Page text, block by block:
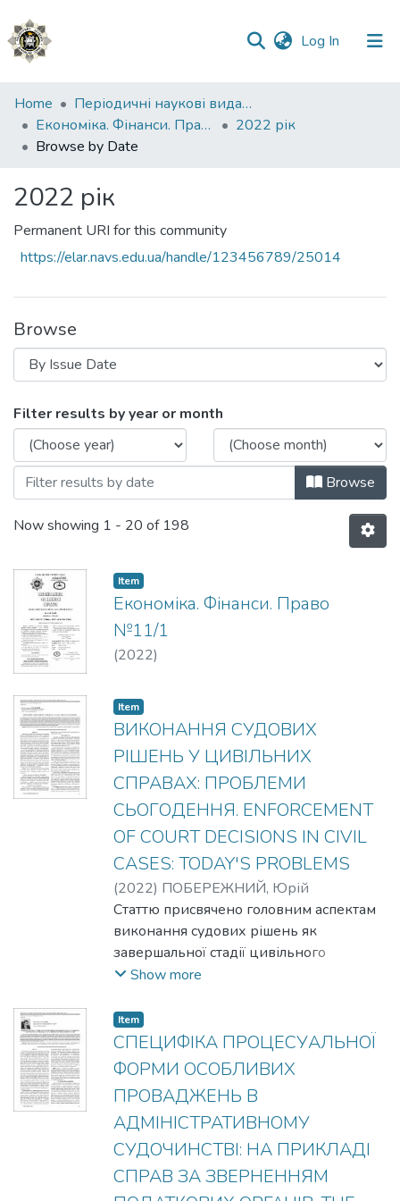
Log In (current)
Communities
&
Collections
Home
Періодичні наукові видання НАВС
Економіка. Фінанси. Право.
2022 рік
Browse by Date
2022 рік
Permanent URI for this community
https://elar.navs.edu.ua/handle/123456789/25014
Browse
Browsing 2022 рік by Issue Date
Filter results by year or month
Browse
Now showing 1 - 20 of 198
Item
Економіка. Фінанси. Право
№11/1
(2022)
Item
ВИКОНАННЯ СУДОВИХ
РІШЕНЬ У ЦИВІЛЬНИХ
СПРАВАХ: ПРОБЛЕМИ
СЬОГОДЕННЯ. ENFORCEMENT
OF COURT DECISIONS IN CIVIL
CASES: TODAY'S PROBLEMS
(2022) ПОБЕРЕЖНИЙ, Юрій
Валерійович;POBEREZHNYI, Yurii
Статтю присвячено головним аспектам
виконання судових рішень як
завершальної стадії цивільного
процесу, особливу увагу зорієнтовано
Виокремлено нормативно-правові акти
на національному рівні, які гарантують
кожній особі право на судовий захист
та обов’язковість виконання судових
рішень. Характеризується процес
виконання судових рішень у цивільних
справах відповідно до національного
законодавства. Підкреслено головне
завдання цивільного судочинства, яке
Show more
Item
СПЕЦИФІКА ПРОЦЕСУАЛЬНОЇ
ФОРМИ ОСОБЛИВИХ
ПРОВАДЖЕНЬ В
АДМІНІСТРАТИВНОМУ
СУДОЧИНСТВІ: НА ПРИКЛАДІ
СПРАВ ЗА ЗВЕРНЕННЯМ